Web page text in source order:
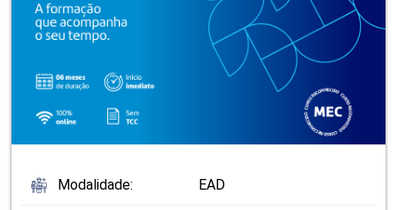
Modalidade: EAD